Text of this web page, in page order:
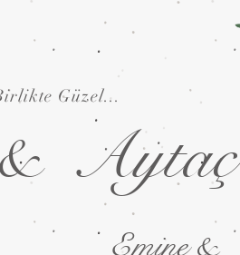
Aytaç
Güzel...
Emine &